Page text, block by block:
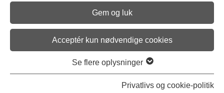
Gem og luk
Acceptér kun nødvendige cookies
Se flere oplysninger
Privatlivs og cookie-politik
Arkiveret
Arkiveret